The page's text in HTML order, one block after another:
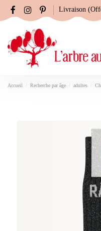
Livraison
Accueil Recherche par âge adultes